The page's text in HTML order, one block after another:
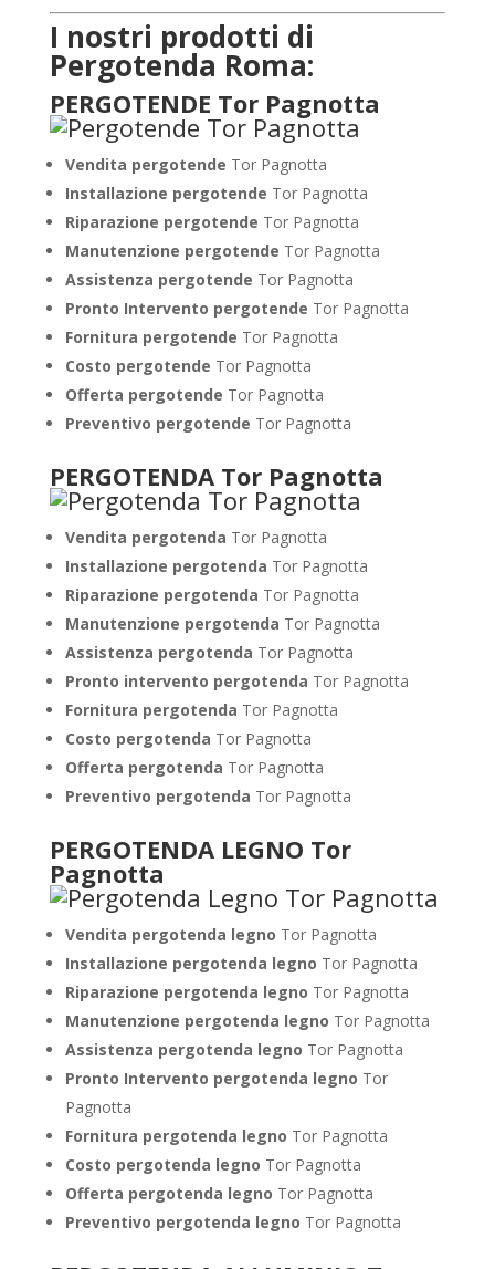
I nostri prodotti di
Pergotenda Roma:
PERGOTENDE Tor Pagnotta
Vendita pergotende Tor Pagnotta
Installazione pergotende Tor Pagnotta
Riparazione pergotende Tor Pagnotta
Manutenzione pergotende Tor Pagnotta
Assistenza pergotende Tor Pagnotta
Pronto Intervento pergotende Tor Pagnotta
Fornitura pergotende Tor Pagnotta
Costo pergotende Tor Pagnotta
Offerta pergotende Tor Pagnotta
Preventivo pergotende Tor Pagnotta
PERGOTENDA Tor Pagnotta
Vendita pergotenda Tor Pagnotta
Installazione pergotenda Tor Pagnotta
Riparazione pergotenda Tor Pagnotta
Manutenzione pergotenda Tor Pagnotta
Assistenza pergotenda Tor Pagnotta
Pronto intervento pergotenda Tor Pagnotta
Fornitura pergotenda Tor Pagnotta
Costo pergotenda Tor Pagnotta
Offerta pergotenda Tor Pagnotta
Preventivo pergotenda Tor Pagnotta
PERGOTENDA LEGNO Tor
Pagnotta
Vendita pergotenda legno Tor Pagnotta
Installazione pergotenda legno Tor Pagnotta
Riparazione pergotenda legno Tor Pagnotta
Manutenzione pergotenda legno Tor Pagnotta
Assistenza pergotenda legno Tor Pagnotta
Pronto Intervento pergotenda legno Tor
Pagnotta
Fornitura pergotenda legno Tor Pagnotta
Costo pergotenda legno Tor Pagnotta
Offerta pergotenda legno Tor Pagnotta
Preventivo pergotenda legno Tor Pagnotta